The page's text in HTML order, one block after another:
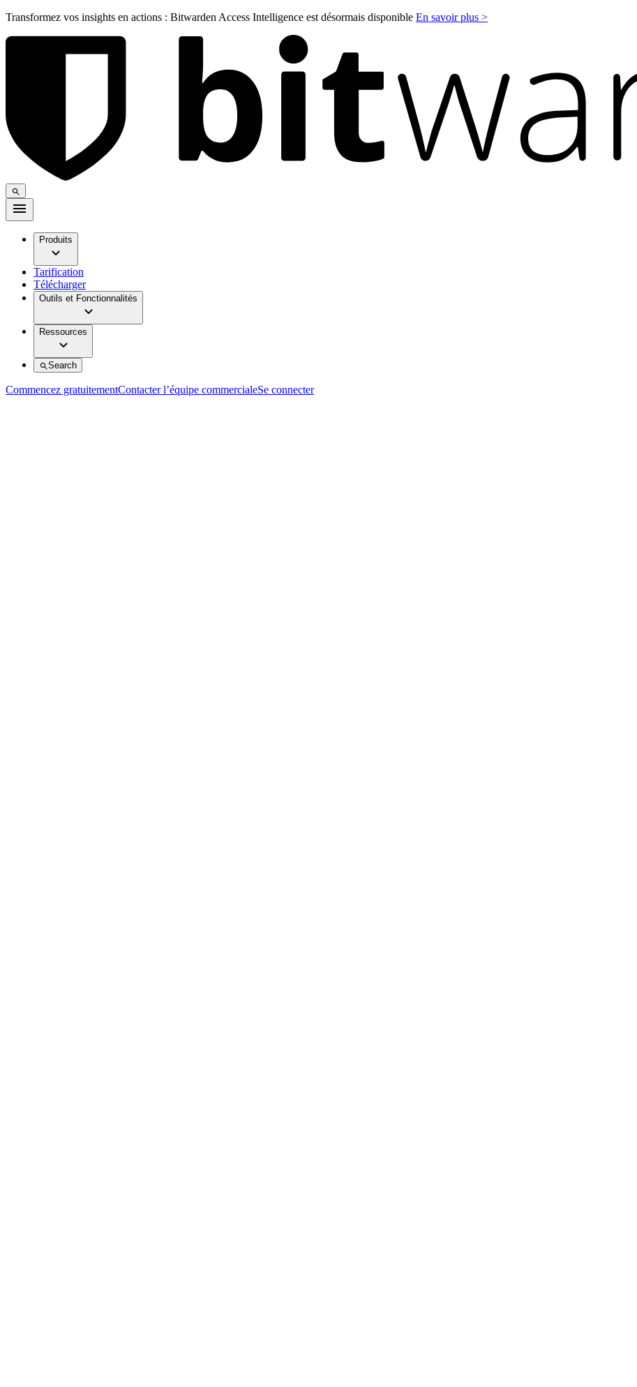
Transformez vos insights en actions : Bitwarden Access Intelligence est désormais disponible En savoir plus >
Produits
Tarification
Télécharger
Outils et Fonctionnalités
Ressources
Search
Commencez gratuitementContacter l’équipe commercialeSe connecter